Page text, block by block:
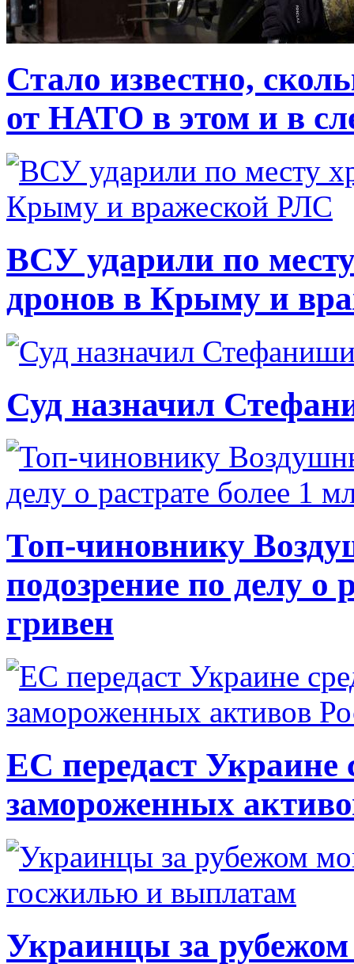
Стало известно,
от НАТО в этом и в
ВСУ ударили по
дронов в Крыму и
Суд назначил
Топ-чиновнику
подозрение по делу о
гривен
ЕС передаст Украине
замороженных
Украинцы за рубежом